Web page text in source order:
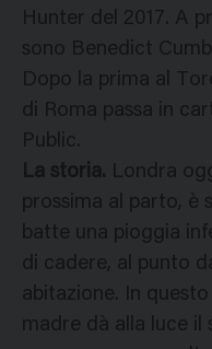
Hunter del 2017. A
sono Benedict
Dopo la prima al
di Roma passa in
Public.
La storia. Londra
prossima al parto, è
batte una pioggia
di cadere, al punto
abitazione. In
madre dà alla luce il